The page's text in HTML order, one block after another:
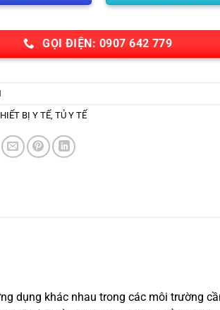
GỌI ĐIỆN: 0907 642 779
BỊ Y TẾ ,TỦ Y TẾ
dụng khác nhau trong các môi trường